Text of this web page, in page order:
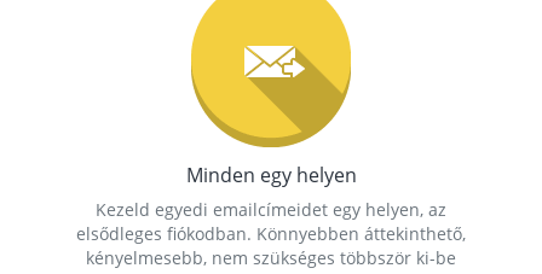
Minden egy helyen
Kezeld egyedi emailcímeidet egy helyen, az
elsődleges fiókodban. Könnyebben áttekinthető,
kényelmesebb, nem szükséges többször ki-be